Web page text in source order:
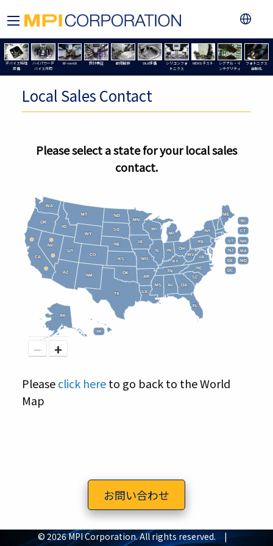
デバイス特性
評価
ハイパワーデ
バイス対応
RF-mmW 設計検証 故障解析 WLR評価
シリコンフォ
トニクス
MEMSテスト
シグナル・イ
ンテグリティ
フォトニクス
自動化
Local Sales Contact
Please select a state for your local sales
contact.
AL
AL
AK
AK
AZ
AZ
AR
AR
CA
CA CO
CO
CT
CT
DE
DE
DC
DC
FL
FL
GA
GA
HIHI
IDID
ILIL ININ
IA
IA
KS
KS KY
KY
LA
LA
ME
ME
MD
MD
MA
MA
MI
MI
MN
MN
MS
MS
MO
MO
MT
MT
NE
NE
NV
NV
NH
NH
NJ
NJ
NM
NM
NY
NY
NC
NC
ND
ND
OH
OH
OK
OK
OR
OR
PA
PA
RIRI
SC
SC
SD
SD
TN
TN
TX
TX
UT
UT
VT
VT
VA
VA
WA
WA
WV
WV
WI
WI
WY
WY
− +
Pleaseclick hereto go back to the World
Map
お問い合わせ
© 2026 MPI Corporation. All rights reserved. |